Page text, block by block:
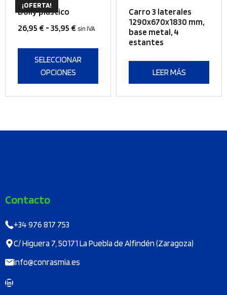
¡OFERTA!
Dolly plástico
26,95 € - 35,95 € Rango
desde
sin IVA
SELECCIONAR
OPCIONES
producto
tiene
múltiples
opciones
se
pueden
la
Carro 3 laterales
1290x670x1830 mm,
base metal, 4
estantes
LEER MÁS
Contacto
+34 976 817 753
C/ Higuera 7, 50171 La Puebla de Alfindén (Zaragoza)
info@conrasmia.es
LinkedIn